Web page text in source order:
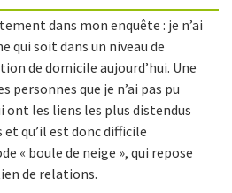
dans mon enquête : je n’ai
qui soit dans un niveau de
de domicile aujourd’hui. Une
personnes que je n’ai pas pu
les liens les plus distendus
qu’il est donc difficile
« boule de neige », qui repose
de relations.